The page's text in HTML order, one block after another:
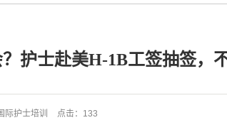
沙特
护士赴美H-1B工签抽签，
际护士培训 点击： 133